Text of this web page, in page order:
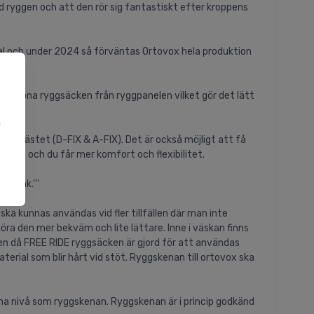
ryggen och att den rör sig fantastiskt efter kroppens
under 2024 så förväntas Ortovox hela produktion
ryggsäcken från ryggpanelen vilket gör det lätt
fästet (D-FIX & A-FIX). Det är också möjligt att få
och du får mer komfort och flexibilitet.
kunnas användas vid fler tillfällen där man inte
den mer bekväm och lite lättare. Inne i väskan finns
FREE RIDE ryggsäcken är gjord för att användas
som blir hårt vid stöt. Ryggskenan till ortovox ska
som ryggskenan. Ryggskenan är i princip godkänd